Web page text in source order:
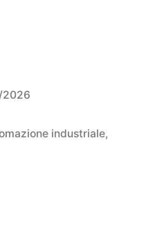
2026
industriale,